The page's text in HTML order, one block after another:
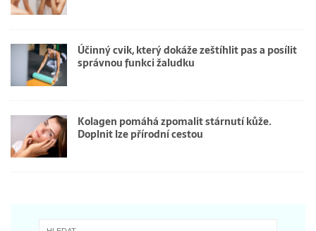
Účinný cvik, který dokáže zeštíhlit pas a posílit
správnou funkci žaludku
Kolagen pomáhá zpomalit stárnutí kůže.
Doplnit lze přírodní cestou